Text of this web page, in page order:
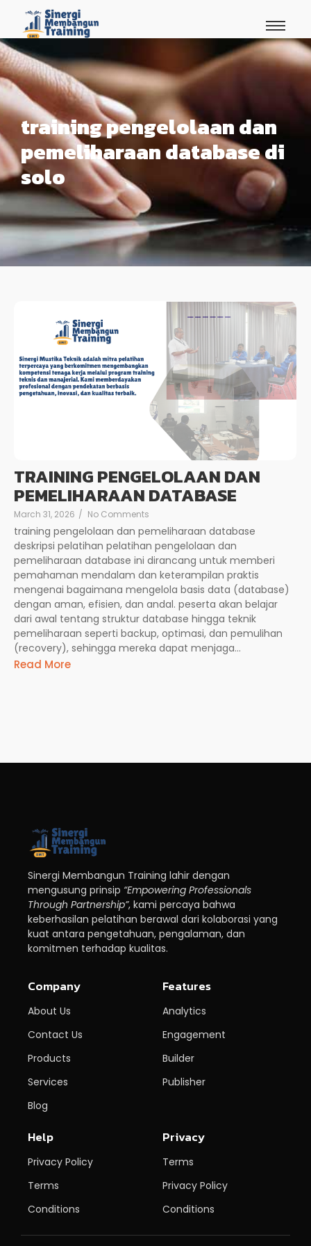
training pengelolaan dan
pemeliharaan database di
solo
TRAINING PENGELOLAAN DAN
PEMELIHARAAN DATABASE
March 31, 2026 / No Comments
training pengelolaan dan pemeliharaan database
deskripsi pelatihan pelatihan pengelolaan dan
pemeliharaan database ini dirancang untuk memberi
pemahaman mendalam dan keterampilan praktis
mengenai bagaimana mengelola basis data (database)
dengan aman, efisien, dan andal. peserta akan belajar
dari awal tentang struktur database hingga teknik
pemeliharaan seperti backup, optimasi, dan pemulihan
(recovery), sehingga mereka dapat menjaga...
Read More
Sinergi Membangun Training lahir dengan
mengusung prinsip “Empowering Professionals
Through Partnership”, kami percaya bahwa
keberhasilan pelatihan berawal dari kolaborasi yang
kuat antara pengetahuan, pengalaman, dan
komitmen terhadap kualitas.
Company
About Us
Contact Us
Products
Services
Blog
Features
Analytics
Engagement
Builder
Publisher
Help
Privacy Policy
Terms
Conditions
Privacy
Terms
Privacy Policy
Conditions